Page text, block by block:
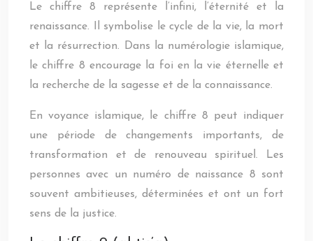
Le chiffre 8 représente l’infini, l’éternité et la
renaissance. Il symbolise le cycle de la vie, la mort
et la résurrection. Dans la numérologie islamique,
le chiffre 8 encourage la foi en la vie éternelle et
la recherche de la sagesse et de la connaissance.
En voyance islamique, le chiffre 8 peut indiquer
une période de changements importants, de
transformation et de renouveau spirituel. Les
personnes avec un numéro de naissance 8 sont
souvent ambitieuses, déterminées et ont un fort
sens de la justice.